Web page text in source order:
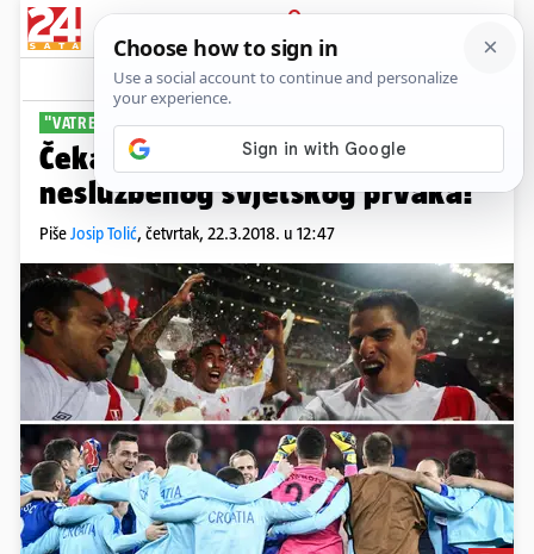
PRIJAVA
Sport Komentari
"VATRENI", EVO VAM ŠANSE
Čekaj malo, pa ovo je meč za
neslužbenog svjetskog prvaka!
PišeJosip Tolić, četvrtak, 22.3.2018. u 12:47